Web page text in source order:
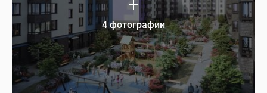
4 фотографии